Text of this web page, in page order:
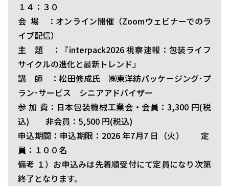
１４：３０
会 場 ：オンライン開催（Zoomウェビナーでのラ
イブ配信）
主 題 ：『interpack2026 視察速報：包装ライフ
サイクルの進化と最新トレンド』
講 師 ：松田修成氏 ㈱東洋紡パッケージング･プ
ラン･サービス シニアアドバイザー
参 加 費：日本包装機械工業会・会員：3,300 円(税
込) 非会員：5,500 円(税込)
申込期間：申込期限：2026 年7月7 日（火） 定
員：１００名
備考 １）お申込みは先着順受付にて定員になり次第
終了となります。